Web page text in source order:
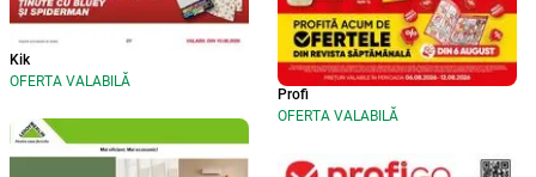
Kik
OFERTA VALABILĂ
Profi
OFERTA VALABILĂ